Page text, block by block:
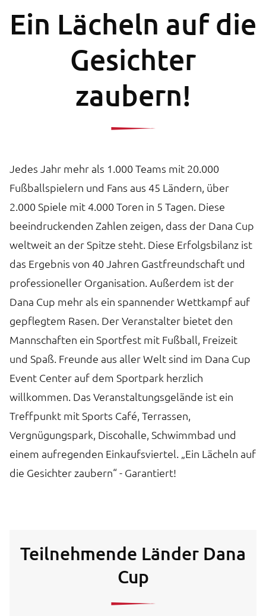
Ein Lächeln auf die
Gesichter
zaubern!
Jedes Jahr mehr als 1.000 Teams mit 20.000
Fußballspielern und Fans aus 45 Ländern, über
2.000 Spiele mit 4.000 Toren in 5 Tagen. Diese
beeindruckenden Zahlen zeigen, dass der Dana Cup
weltweit an der Spitze steht. Diese Erfolgsbilanz ist
das Ergebnis von 40 Jahren Gastfreundschaft und
professioneller Organisation. Außerdem ist der
Dana Cup mehr als ein spannender Wettkampf auf
gepflegtem Rasen. Der Veranstalter bietet den
Mannschaften ein Sportfest mit Fußball, Freizeit
und Spaß. Freunde aus aller Welt sind im Dana Cup
Event Center auf dem Sportpark herzlich
willkommen. Das Veranstaltungsgelände ist ein
Treffpunkt mit Sports Café, Terrassen,
Vergnügungspark, Discohalle, Schwimmbad und
einem aufregenden Einkaufsviertel. „Ein Lächeln auf
die Gesichter zaubern“ - Garantiert!
Teilnehmende Länder Dana
Cup